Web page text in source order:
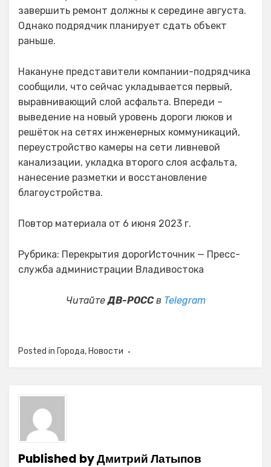
завершить ремонт должны к середине августа.
Однако подрядчик планирует сдать объект
раньше.
Накануне представители компании-подрядчика
сообщили, что сейчас укладывается первый,
выравнивающий слой асфальта. Впереди –
выведение на новый уровень дороги люков и
решёток на сетях инженерных коммуникаций,
переустройство камеры на сети ливневой
канализации, укладка второго слоя асфальта,
нанесение разметки и восстановление
благоустройства.
Повтор материала от 6 июня 2023 г.
Рубрика: Перекрытия дорогИсточник — Пресс-
служба администрации Владивостока
ЧитайтеДВ-РОССв Telegram
Posted in Города, Новости
Published byДмитрий Латыпов